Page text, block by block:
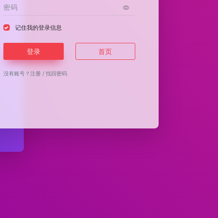
记住我的登录信息
登录 首页
没有账号？注册 /找回密码